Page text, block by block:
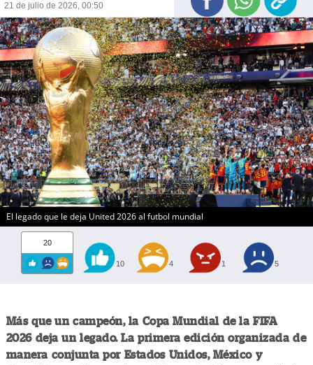
21 de julio de 2026, 00:50
El legado que le deja United 2026 al futbol mundial
20
10 4 1 5
Más que un campeón, la Copa Mundial de la FIFA
2026 deja un legado. La primera edición organizada de
manera conjunta por Estados Unidos, México y